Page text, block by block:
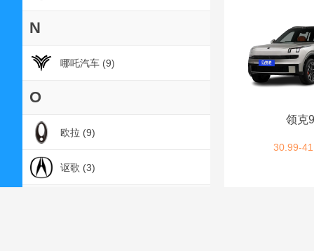
N
哪吒汽车 (9)
O
欧拉 (9)
讴歌 (3)
领克
30.99-